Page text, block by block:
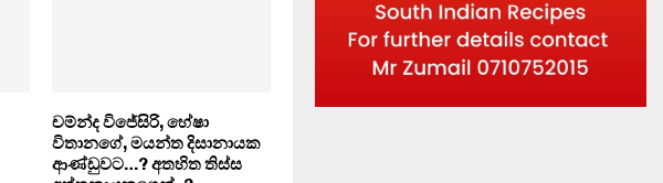
චම්න්ද විජේසිරි, හේෂා
විතානගේ, මයන්ත දිසානායක
ආණ්ඩුවට…? අතහිත තිස්ස